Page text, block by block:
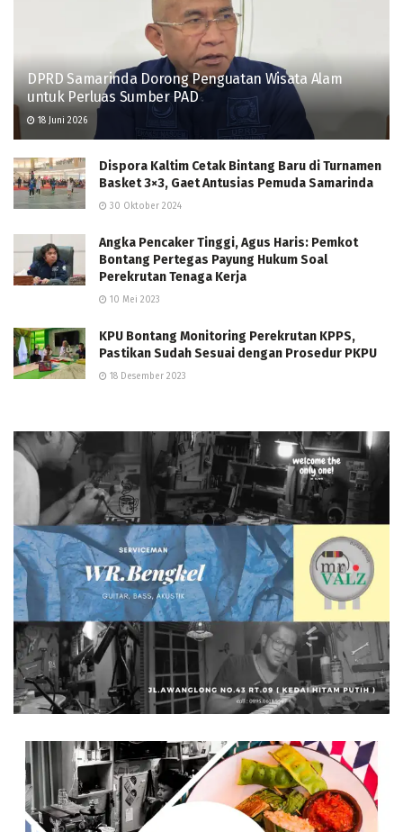
DPRD Samarinda Dorong Penguatan Wisata Alam
untuk Perluas Sumber PAD
18 Juni 2026
Dispora Kaltim Cetak Bintang Baru di Turnamen
Basket 3×3, Gaet Antusias Pemuda Samarinda
30 Oktober 2024
Angka Pencaker Tinggi, Agus Haris: Pemkot
Bontang Pertegas Payung Hukum Soal
Perekrutan Tenaga Kerja
10 Mei 2023
KPU Bontang Monitoring Perekrutan KPPS,
Pastikan Sudah Sesuai dengan Prosedur PKPU
18 Desember 2023